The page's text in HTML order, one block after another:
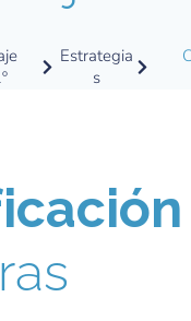
Estrategia
s